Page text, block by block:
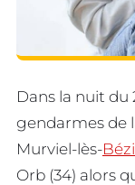
Dans la nuit du
gendarmes de
Murviel-lès-
Orb (34) alors